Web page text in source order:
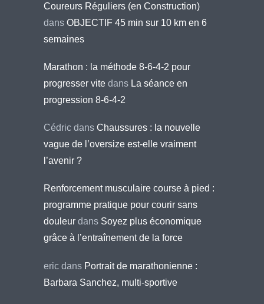
Coureurs Réguliers (en Construction)
dans OBJECTIF 45 min sur 10 km en 6
semaines
Marathon : la méthode 8-6-4-2 pour
progresser vite dans La séance en
progression 8-6-4-2
Cédric dans Chaussures : la nouvelle
vague de l’oversize est-elle vraiment
l’avenir ?
Renforcement musculaire course à pied :
programme pratique pour courir sans
douleur dans Soyez plus économique
grâce à l’entraînement de la force
eric dans Portrait de marathonienne :
Barbara Sanchez, multi-sportive